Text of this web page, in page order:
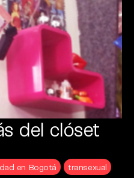
del clóset
en Bogotá transexual